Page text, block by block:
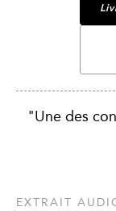
"Une des
EXTRAIT